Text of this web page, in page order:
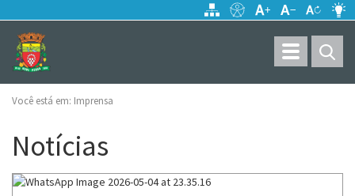
Toggle
navigation
Você está em: Imprensa
Notícias